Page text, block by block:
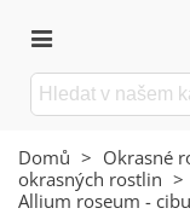
Domů > Okrasné
okrasných rostlin >
Allium roseum -